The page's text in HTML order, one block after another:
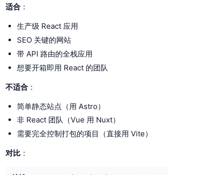
适合 ：
生产级 React 应用
SEO 关键的网站
带 API 路由的全栈应用
想要开箱即用 React 的团队
不适合 ：
简单静态站点（用 Astro）
非 React 团队（Vue 用 Nuxt）
需要完全控制打包的项目（直接用 Vite）
对比 ：